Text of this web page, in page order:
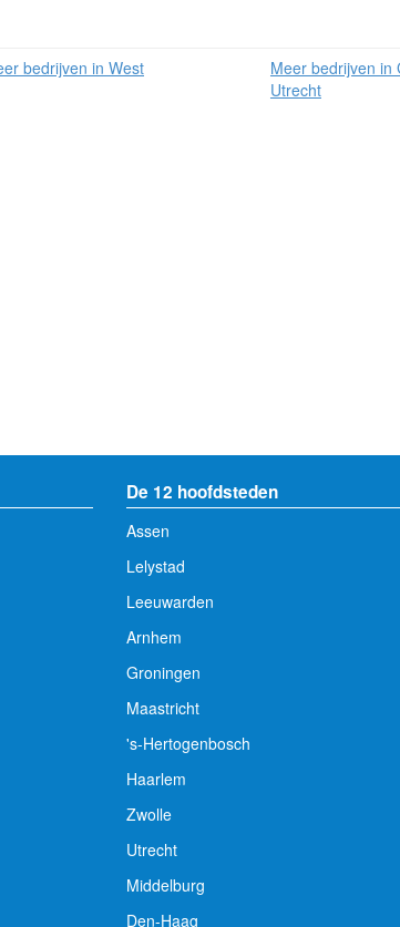
bedrijven in West
Meer bedrijven in
Utrecht
De 12 hoofdsteden
Assen
Lelystad
Leeuwarden
Arnhem
Groningen
Maastricht
's-Hertogenbosch
Haarlem
Zwolle
Utrecht
Middelburg
Den-Haag